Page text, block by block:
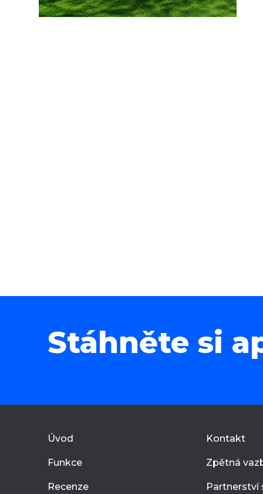
Stáhněte si
Úvod
Funkce
Recenze
Kontakt
Zpětná
Partnerství